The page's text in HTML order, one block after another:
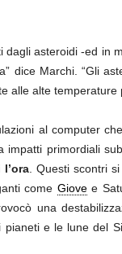
asteroidi -ed in
dice Marchi. “Gli
alle alte temperature
al computer
primordiali
. Questi scontri
come Giovee
una
e le lune del